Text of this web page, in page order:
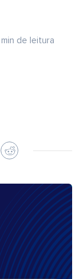
min de leitura